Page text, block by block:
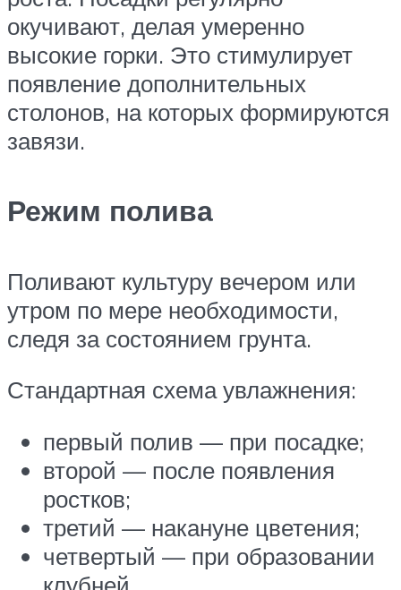
окучивают, делая умеренно
высокие горки. Это стимулирует
появление дополнительных
столонов, на которых формируются
завязи.
Режим полива
Поливают культуру вечером или
утром по мере необходимости,
следя за состоянием грунта.
Стандартная схема увлажнения:
первый полив — при посадке;
второй — после появления
ростков;
третий — накануне цветения;
четвертый — при образовании